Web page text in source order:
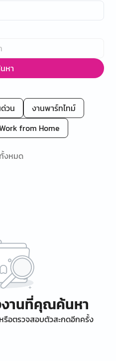
หา
วน
งานพาร์ทไทม์
from Home
งหมด
านที่คุณค้นหา
รือตรวจสอบตัวสะกดอีกครั้ง